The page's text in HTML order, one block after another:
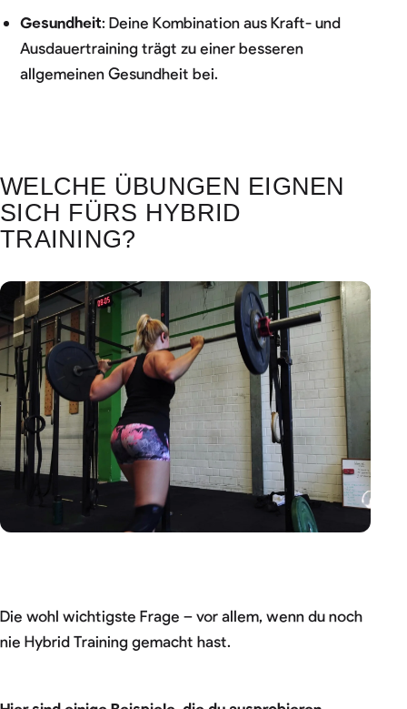
Gesundheit: Deine Kombination aus Kraft- und
Ausdauertraining trägt zu einer besseren
allgemeinen Gesundheit bei.
WELCHE ÜBUNGEN EIGNEN
SICH FÜRS HYBRID
TRAINING?
Die wohl wichtigste Frage – vor allem, wenn du noch
nie Hybrid Training gemacht hast.